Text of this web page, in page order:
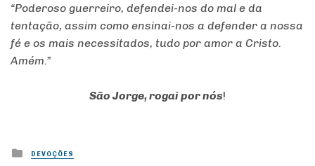
“Poderoso guerreiro, defendei-nos do mal e da
tentação, assim como ensinai-nos a defender a nossa
fé e os mais necessitados, tudo por amor a Cristo.
Amém.”
São Jorge, rogai por nós!
Posted
DEVOÇÕES